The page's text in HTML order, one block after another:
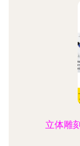
立体雕